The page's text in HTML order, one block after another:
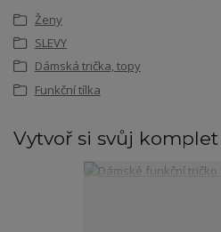
Ženy
SLEVY
Dámská trička, topy
Funkční tílka
Vytvoř si svůj komplet